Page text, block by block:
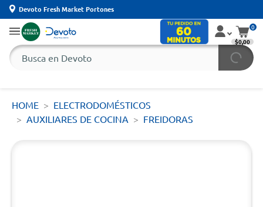
Devoto Fresh Market Portones
0
$0,00
HOME
ELECTRODOMÉSTICOS
AUXILIARES DE COCINA
FREIDORAS